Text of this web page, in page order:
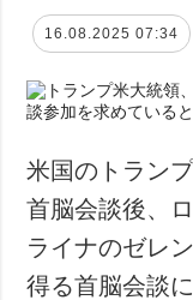
16.08.2025 07:34
米国のトラン
首脳会談後、
ライナのゼレ
得る首脳会談